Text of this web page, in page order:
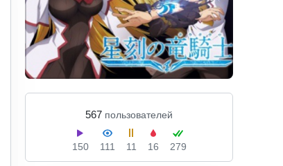
567 пользователей
150 111 11 16 279